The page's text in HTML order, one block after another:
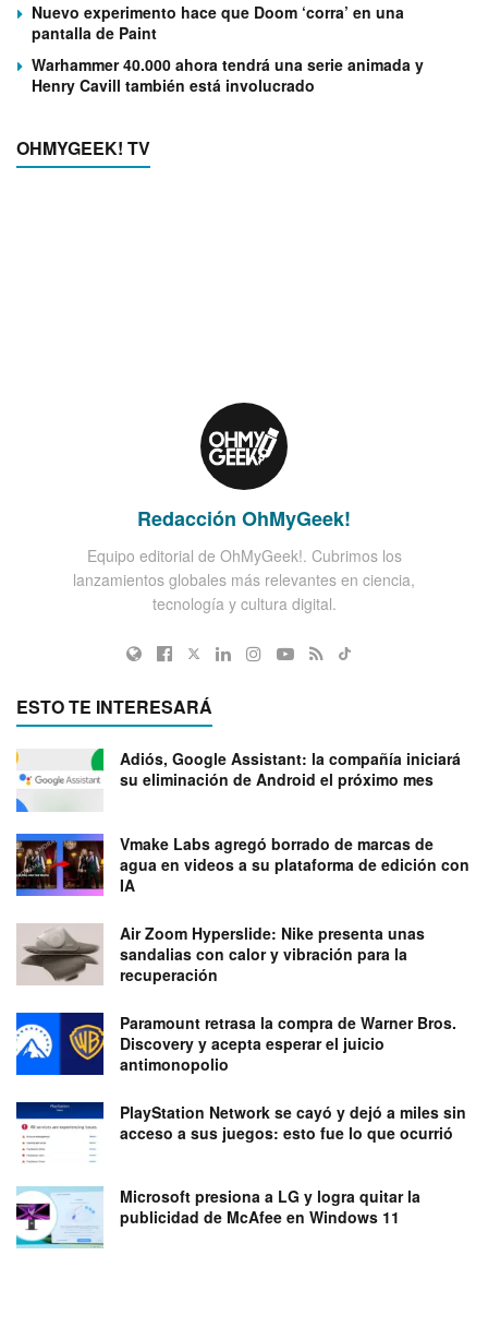
Nuevo experimento hace que Doom ‘corra’ en una
pantalla de Paint
Warhammer 40.000 ahora tendrá una serie animada y
Henry Cavill también está involucrado
OHMYGEEK! TV
Redacción OhMyGeek!
Equipo editorial de OhMyGeek!. Cubrimos los
lanzamientos globales más relevantes en ciencia,
tecnología y cultura digital.
ESTO TE INTERESARÁ
Adiós, Google Assistant: la compañía iniciará
su eliminación de Android el próximo mes
Vmake Labs agregó borrado de marcas de
agua en videos a su plataforma de edición con
IA
Air Zoom Hyperslide: Nike presenta unas
sandalias con calor y vibración para la
recuperación
Paramount retrasa la compra de Warner Bros.
Discovery y acepta esperar el juicio
antimonopolio
PlayStation Network se cayó y dejó a miles sin
acceso a sus juegos: esto fue lo que ocurrió
Microsoft presiona a LG y logra quitar la
publicidad de McAfee en Windows 11